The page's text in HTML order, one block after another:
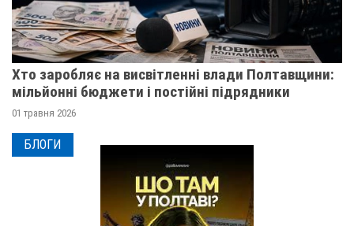
Хто заробляє на висвітленні влади Полтавщини:
мільйонні бюджети і постійні підрядники
01 травня 2026
БЛОГИ